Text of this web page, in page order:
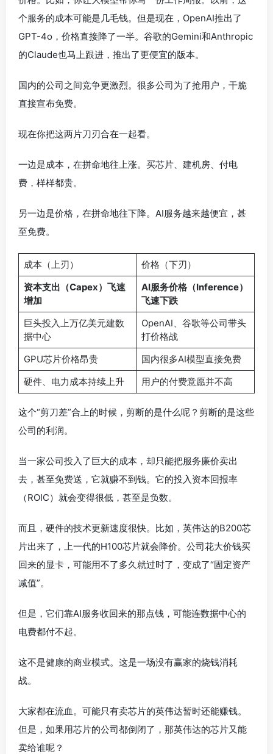
个服务的成本可能是几毛钱。但是现在，OpenAI推出了
GPT-4o，价格直接降了一半。谷歌的Gemini和Anthropic
的Claude也马上跟进，推出了更便宜的版本。
国内的公司之间竞争更激烈。很多公司为了抢用户，干脆
直接宣布免费。
现在你把这两片刀刃合在一起看。
一边是成本，在拼命地往上涨。买芯片、建机房、付电
费，样样都贵。
另一边是价格，在拼命地往下降。AI服务越来越便宜，甚
至免费。
成本（上刃）
价格（下刃）
资本支出（Capex）飞速
增加
AI服务价格（Inference）
飞速下跌
巨头投入上万亿美元建数
据中心
OpenAI、谷歌等公司带头
打价格战
GPU芯片价格昂贵
国内很多AI模型直接免费
硬件、电力成本持续上升
用户的付费意愿并不高
这个“剪刀差”合上的时候，剪断的是什么呢？剪断的是这些
公司的利润。
当一家公司投入了巨大的成本，却只能把服务廉价卖出
去，甚至免费送，它就赚不到钱。它的投入资本回报率
（ROIC）就会变得很低，甚至是负数。
而且，硬件的技术更新速度很快。比如，英伟达的B200芯
片出来了，上一代的H100芯片就会降价。公司花大价钱买
回来的显卡，可能用不了多久就过时了，变成了“固定资产
减值”。
但是，它们靠AI服务收回来的那点钱，可能连数据中心的
电费都付不起。
这不是健康的商业模式。这是一场没有赢家的烧钱消耗
战。
大家都在流血。可能只有卖芯片的英伟达暂时还能赚钱。
但是，如果用芯片的公司都倒闭了，那英伟达的芯片又能
卖给谁呢？